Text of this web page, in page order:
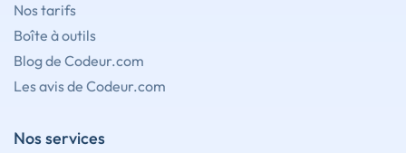
Nos tarifs
Boîte à outils
Blog de Codeur.com
Les avis de Codeur.com
Nos services